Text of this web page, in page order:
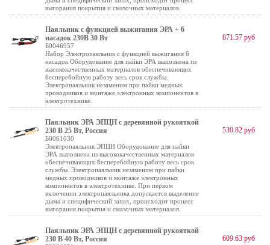
выгорания покрытия и смазочных материалов.
Паяльник c функцией выжигания ЭРА + 6
насадок 230В 30 Вт
Б0046957
Набор Электропаяльник c функцией выжигания 6
насадок Оборудование для пайки ЭРА выполнена из
высококачественных материалов обеспечивающих
бесперебойную работу весь срок службы.
Электропаяльник незаменим при пайки медных
проводников и монтаже электронных компонентов в
электротехнике.
871.57 руб
Паяльник ЭРА ЭПЦН с деревянной рукояткой
230 В 25 Вт, Россия
Б0061030
Электропаяльник ЭПЦН Оборудование для пайки
ЭРА выполнена из высококачественных материалов
обеспечивающих бесперебойную работу весь срок
службы. Электропаяльник незаменим при пайки
медных проводников и монтаже электронных
компонентов в электротехнике. При первом
включении электропаяльника допускается выделение
дыма и специфический запах, происходит процесс
выгорания покрытия и смазочных материалов.
530.82 руб
Паяльник ЭРА ЭПЦН с деревянной рукояткой
230 В 40 Вт, Россия
609.63 руб